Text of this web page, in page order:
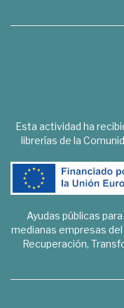
Esta actividad ha
librerías de la
Ayudas públicas
medianas empresas
Recuperación,